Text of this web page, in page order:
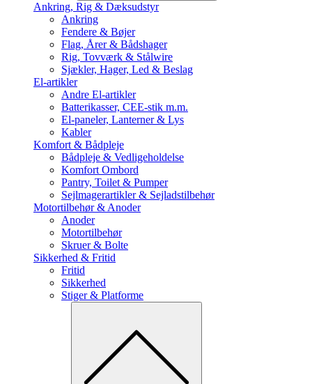
Ankring, Rig & Dæksudstyr
Ankring
Fendere & Bøjer
Flag, Årer & Bådshager
Rig, Tovværk & Stålwire
Sjækler, Hager, Led & Beslag
El-artikler
Andre El-artikler
Batterikasser, CEE-stik m.m.
El-paneler, Lanterner & Lys
Kabler
Komfort & Bådpleje
Bådpleje & Vedligeholdelse
Komfort Ombord
Pantry, Toilet & Pumper
Sejlmagerartikler & Sejladstilbehør
Motortilbehør & Anoder
Anoder
Motortilbehør
Skruer & Bolte
Sikkerhed & Fritid
Fritid
Sikkerhed
Stiger & Platforme